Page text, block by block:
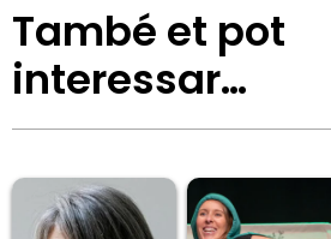
També et pot
interessar…